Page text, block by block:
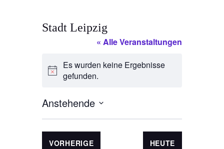
Stadt Leipzig
« Alle Veranstaltungen
H
w
e
i
s
Es wurden keine Ergebnisse
gefunden.
Anstehende
VORHERIGEVERANSTALTUNGEN
HEUTE